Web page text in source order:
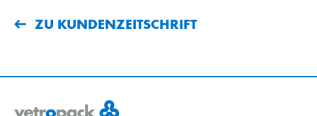
ZU KUNDENZEITSCHRIFT